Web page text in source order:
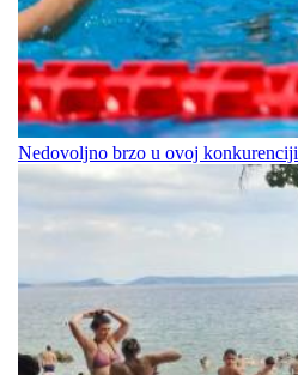
Nedovoljno brzo u ovoj konkurenciji